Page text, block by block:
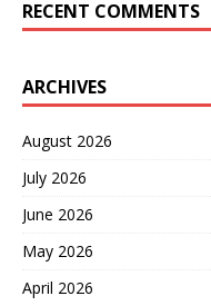
RECENT COMMENTS
ARCHIVES
August 2026
July 2026
June 2026
May 2026
April 2026